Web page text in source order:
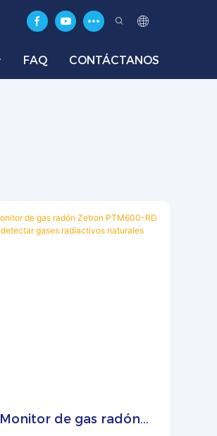
FAQ CONTÁCTANOS
Monitor de gas radón